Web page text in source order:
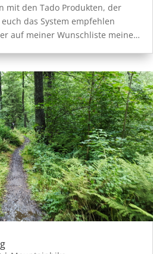
mit den Tado Produkten, der
das System empfehlen
auf meiner Wunschliste meine…